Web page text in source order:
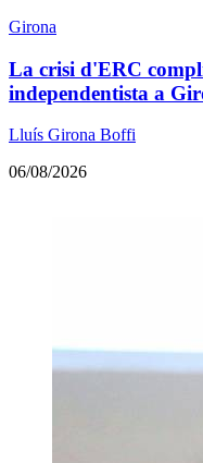
Girona
La crisi d'ERC
independentista a
Lluís Girona Boffi
06/08/2026